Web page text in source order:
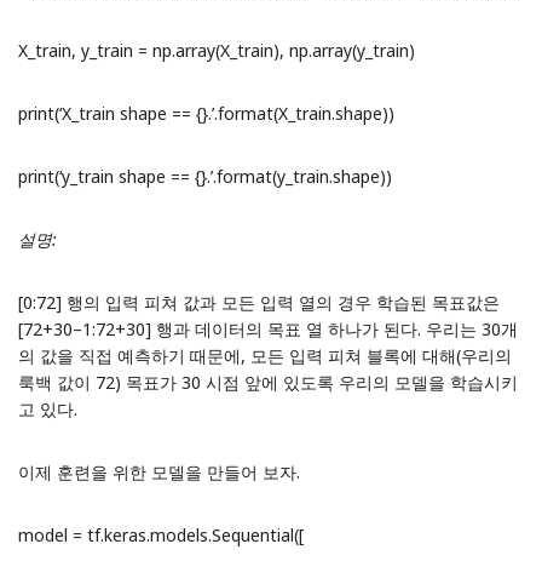
X_train, y_train = np.array(X_train), np.array(y_train)
print(‘X_train shape == {}.’.format(X_train.shape))
print(‘y_train shape == {}.’.format(y_train.shape))
설명:
[0:72] 행의 입력 피쳐 값과 모든 입력 열의 경우 학습된 목표값은
[72+30–1:72+30] 행과 데이터의 목표 열 하나가 된다. 우리는 30개
의 값을 직접 예측하기 때문에, 모든 입력 피쳐 블록에 대해(우리의
룩백 값이 72) 목표가 30 시점 앞에 있도록 우리의 모델을 학습시키
고 있다.
이제 훈련을 위한 모델을 만들어 보자.
model = tf.keras.models.Sequential([